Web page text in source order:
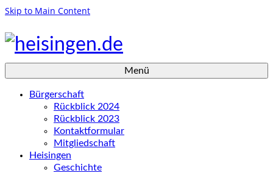
Skip to Main Content
Menü
Bürgerschaft
Rückblick 2024
Rückblick 2023
Kontaktformular
Mitgliedschaft
Heisingen
Geschichte